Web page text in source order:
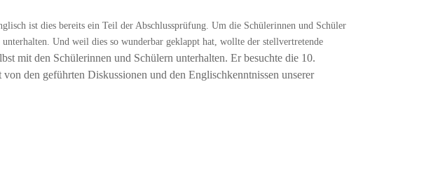
ist dies bereits ein Teil der Abschlussprüfung. Um die Schülerinnen und Schüler
Und weil dies so wunderbar geklappt hat, wollte der stellvertretende
mit den Schülerinnen und Schülern unterhalten. Er besuchte die 10.
den geführten Diskussionen und den Englischkenntnissen unserer